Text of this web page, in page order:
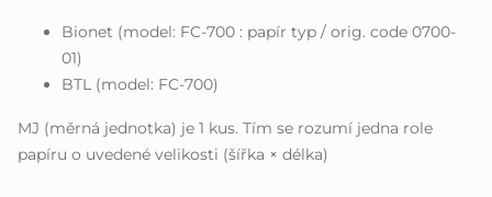
Bionet (model: FC-700 : papír typ / orig. code 0700-
01)
BTL (model: FC-700)
MJ (měrná jednotka) je 1 kus. Tím se rozumí jedna role
papíru o uvedené velikosti (šířka × délka)